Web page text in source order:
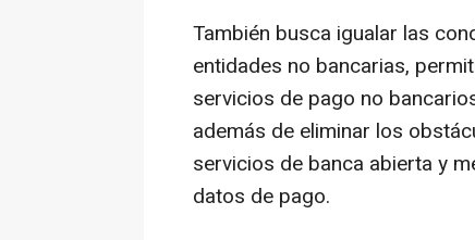
También busca igualar las
entidades no bancarias,
servicios de pago no
además de eliminar los
servicios de banca abierta y
datos de pago.